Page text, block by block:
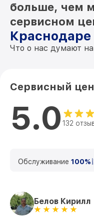
Восстановление
SpecterDR 1.5x/6x
Ремонт платы
(восстановление)
1.5x/6x DFOV156-C1
больше, чем
сервисном
Краснодаре
Что о нас думают
Сервисный
5.0 132
Обслуживание 100%
Белов Кирилл